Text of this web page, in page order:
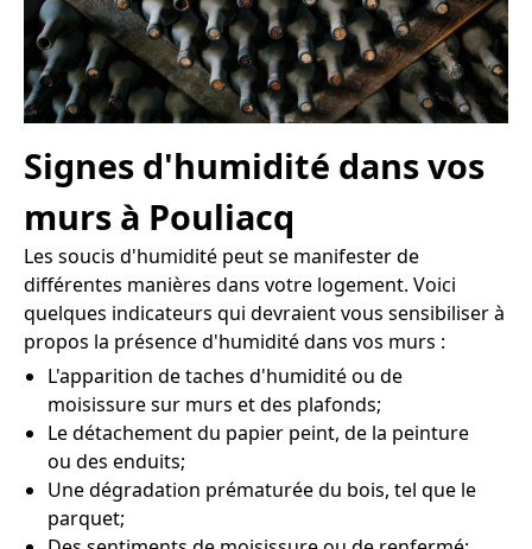
Signes d'humidité dans vos
murs à Pouliacq
Les soucis d'humidité peut se manifester de
différentes manières dans votre logement. Voici
quelques indicateurs qui devraient vous sensibiliser à
propos la présence d'humidité dans vos murs :
L'apparition de taches d'humidité ou de
moisissure sur murs et des plafonds;
Le détachement du papier peint, de la peinture
ou des enduits;
Une dégradation prématurée du bois, tel que le
parquet;